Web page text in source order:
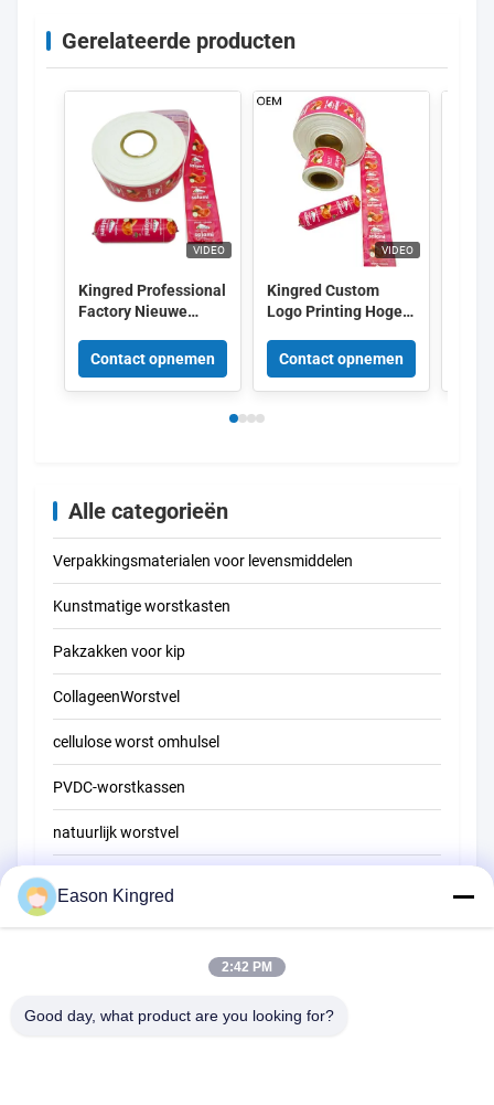
Gerelateerde producten
VIDEO
Kingred Professional
Factory Nieuwe
behuizing Plastic
Food Grade OEM
Contact opnemen
VIDEO
Kingred Custom
Logo Printing Hoge
Plastic
Worstomhulselfilm
China
Contact opnemen
Alle categorieën
Verpakkingsmaterialen voor levensmiddelen
Kunstmatige worstkasten
Pakzakken voor kip
CollageenWorstvel
cellulose worst omhulsel
PVDC-worstkassen
natuurlijk worstvel
Verpakkingsfilm voor levensmiddelen
Eason Kingred
2:42 PM
Good day, what product are you looking for?